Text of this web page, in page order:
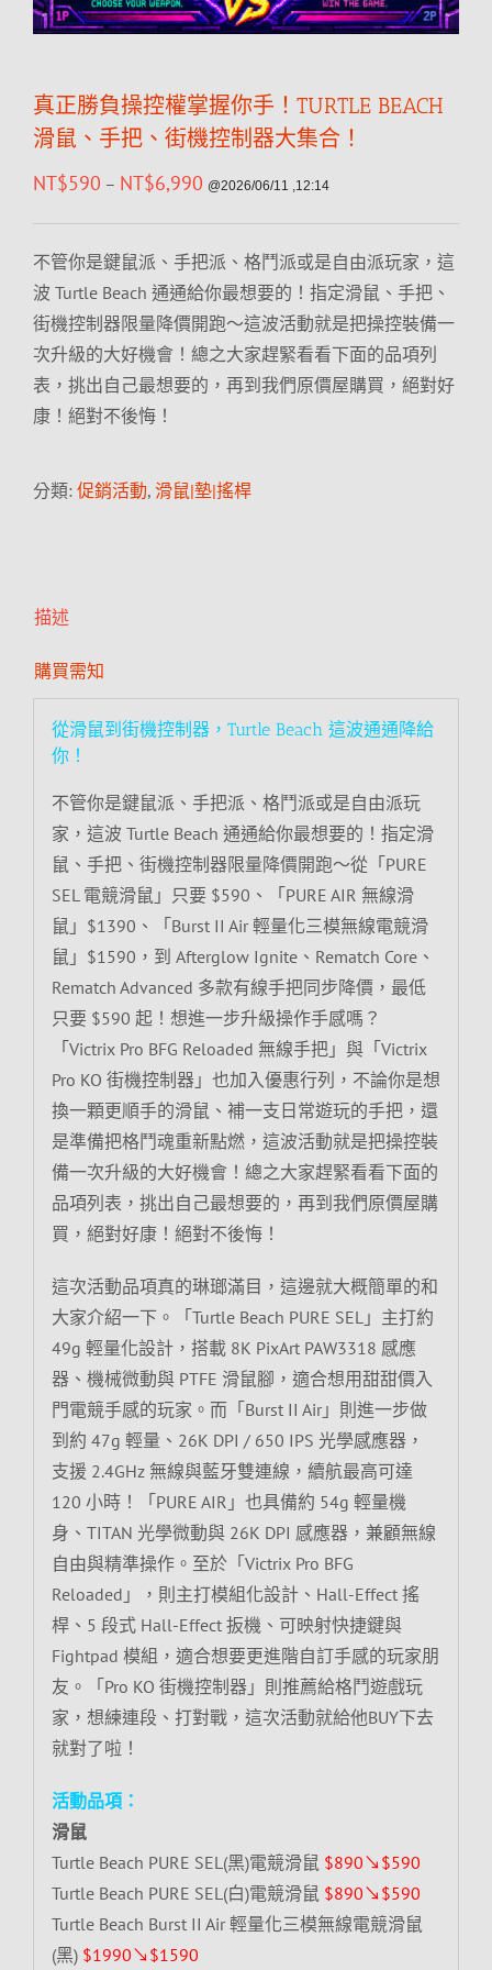
真正勝負操控權掌握你手！TURTLE BEACH
滑鼠、手把、街機控制器大集合！
NT$590 – NT$6,990 @2026/06/11 ,12:14
不管你是鍵鼠派、手把派、格鬥派或是自由派玩家，這
波 Turtle Beach 通通給你最想要的！指定滑鼠、手把、
街機控制器限量降價開跑～這波活動就是把操控裝備一
次升級的大好機會！總之大家趕緊看看下面的品項列
表，挑出自己最想要的，再到我們原價屋購買，絕對好
康！絕對不後悔！
分類: 促銷活動, 滑鼠|墊|搖桿
描述
購買需知
從滑鼠到街機控制器，Turtle Beach 這波通通降給
你！
不管你是鍵鼠派、手把派、格鬥派或是自由派玩
家，這波 Turtle Beach 通通給你最想要的！指定滑
鼠、手把、街機控制器限量降價開跑～從「PURE
SEL 電競滑鼠」只要 $590、「PURE AIR 無線滑
鼠」$1390、「Burst II Air 輕量化三模無線電競滑
鼠」$1590，到 Afterglow Ignite、Rematch Core、
Rematch Advanced 多款有線手把同步降價，最低
只要 $590 起！想進一步升級操作手感嗎？
「Victrix Pro BFG Reloaded 無線手把」與「Victrix
Pro KO 街機控制器」也加入優惠行列，不論你是想
換一顆更順手的滑鼠、補一支日常遊玩的手把，還
是準備把格鬥魂重新點燃，這波活動就是把操控裝
備一次升級的大好機會！總之大家趕緊看看下面的
品項列表，挑出自己最想要的，再到我們原價屋購
買，絕對好康！絕對不後悔！
這次活動品項真的琳瑯滿目，這邊就大概簡單的和
大家介紹一下。「Turtle Beach PURE SEL」主打約
49g 輕量化設計，搭載 8K PixArt PAW3318 感應
器、機械微動與 PTFE 滑鼠腳，適合想用甜甜價入
門電競手感的玩家。而「Burst II Air」則進一步做
到約 47g 輕量、26K DPI / 650 IPS 光學感應器，
支援 2.4GHz 無線與藍牙雙連線，續航最高可達
120 小時！「PURE AIR」也具備約 54g 輕量機
身、TITAN 光學微動與 26K DPI 感應器，兼顧無線
自由與精準操作。至於「Victrix Pro BFG
Reloaded」，則主打模組化設計、Hall-Effect 搖
桿、5 段式 Hall-Effect 扳機、可映射快捷鍵與
Fightpad 模組，適合想要更進階自訂手感的玩家朋
友。「Pro KO 街機控制器」則推薦給格鬥遊戲玩
家，想練連段、打對戰，這次活動就給他BUY下去
就對了啦！
活動品項：
滑鼠
Turtle Beach PURE SEL(黑)電競滑鼠 $890↘$590
Turtle Beach PURE SEL(白)電競滑鼠 $890↘$590
Turtle Beach Burst II Air 輕量化三模無線電競滑鼠
(黑) $1990↘$1590